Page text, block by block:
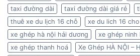
taxi đường dài
taxi đường dài giá rẻ
thuê xe du lịch 16 chỗ
xe du lich 16 cho
xe ghép hà nội hải dương
xe ghép ninh
xe ghép thanh hoá
Xe Ghép HÀ NỘI –